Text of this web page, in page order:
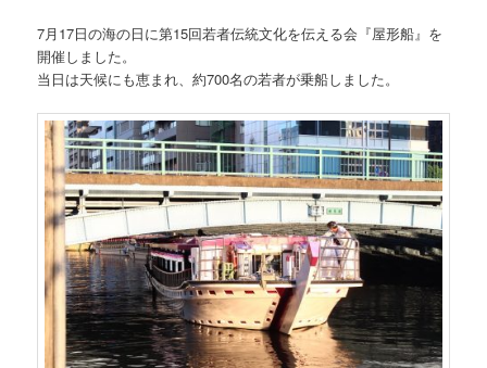
7月17日の海の日に第15回若者伝統文化を伝える会『屋形船』を
開催しました。
当日は天候にも恵まれ、約700名の若者が乗船しました。